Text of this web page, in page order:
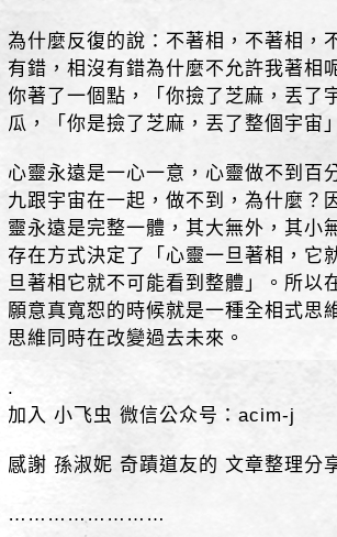
為什麼反復的說：不著相，不著相，
有錯，相沒有錯為什麼不允許我著相
你著了一個點，「你撿了芝麻，丟了
瓜，「你是撿了芝麻，丟了整個宇宙
心靈永遠是一心一意，心靈做不到百
九跟宇宙在一起，做不到，為什麼？
靈永遠是完整一體，其大無外，其小
存在方式決定了「心靈一旦著相，它
旦著相它就不可能看到整體」。所以
願意真寬恕的時候就是一種全相式思
思維同時在改變過去未來。
.
加入 小飞虫 微信公众号：acim-j
感謝 孫淑妮 奇蹟道友的 文章整理分
……………………